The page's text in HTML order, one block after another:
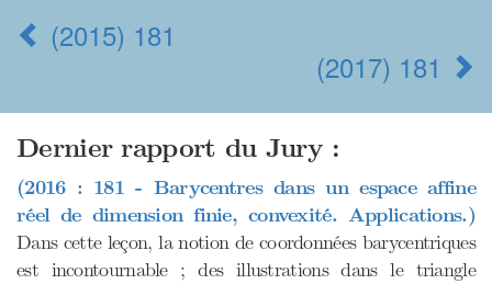
(2015) 181
(2017) 181
Dernier rapport du Jury :
(2016 : 181 - Barycentres dans un espace affine
réel de dimension finie, convexité. Applications.)
Dans cette leçon, la notion de coordonnées barycentriques
est incontournable ; des illustrations dans le triangle